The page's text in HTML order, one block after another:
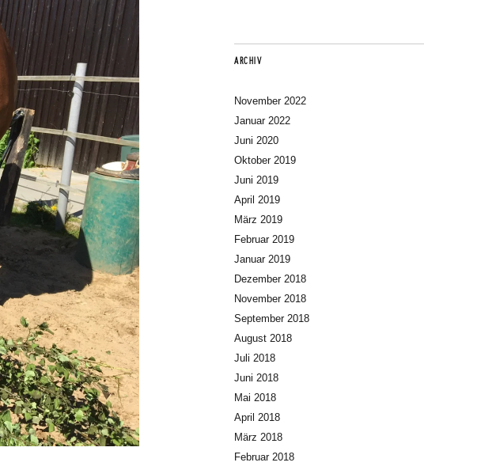
ARCHIV
November 2022
Januar 2022
Juni 2020
Oktober 2019
Juni 2019
April 2019
März 2019
Februar 2019
Januar 2019
Dezember 2018
November 2018
September 2018
August 2018
Juli 2018
Juni 2018
Mai 2018
April 2018
März 2018
Februar 2018